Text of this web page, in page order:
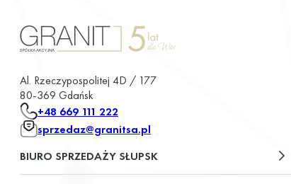
Al. Rzeczypospolitej 4D / 177
80-369 Gdańsk
+48 669 111 222
sprzedaz@granitsa.pl
BIURO SPRZEDAŻY SŁUPSK